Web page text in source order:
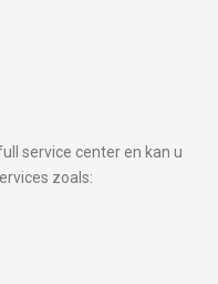
service center en kan u
zoals: